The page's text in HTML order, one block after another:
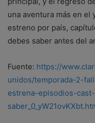
una aventura más en el
estreno por país,
debes saber antes del
Fuente: https://
unidos/temporada-2-
estrena-episodios-